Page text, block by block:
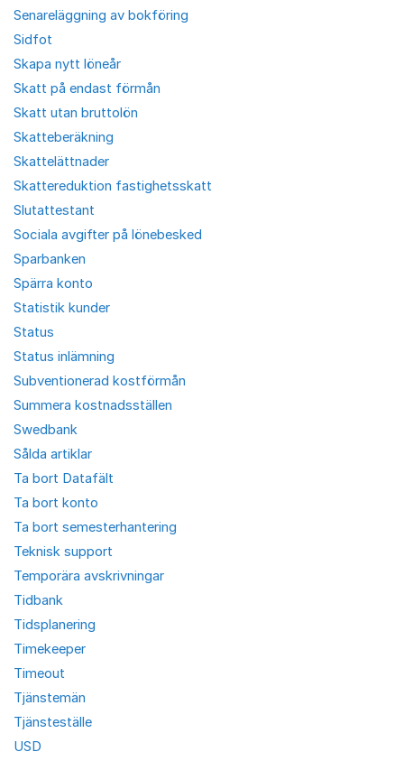
Senareläggning av bokföring
Sidfot
Skapa nytt löneår
Skatt på endast förmån
Skatt utan bruttolön
Skatteberäkning
Skattelättnader
Skattereduktion fastighetsskatt
Slutattestant
Sociala avgifter på lönebesked
Sparbanken
Spärra konto
Statistik kunder
Status
Status inlämning
Subventionerad kostförmån
Summera kostnadsställen
Swedbank
Sålda artiklar
Ta bort Datafält
Ta bort konto
Ta bort semesterhantering
Teknisk support
Temporära avskrivningar
Tidbank
Tidsplanering
Timekeeper
Timeout
Tjänstemän
Tjänsteställe
USD